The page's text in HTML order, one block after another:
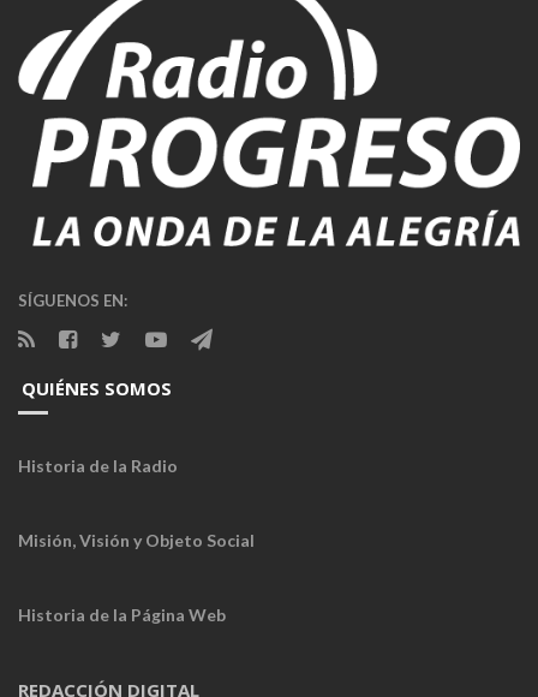
SÍGUENOS EN:
QUIÉNES SOMOS
Historia de la Radio
Misión, Visión y Objeto Social
Historia de la Página Web
REDACCIÓN DIGITAL